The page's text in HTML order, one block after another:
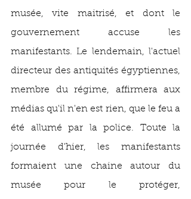
musée, vite maitrisé, et dont le
gouvernement accuse les
manifestants. Le lendemain, l'actuel
directeur des antiquités égyptiennes,
membre du régime, affirmera aux
médias qu'il n'en est rien, que le feu a
été allumé par la police. Toute la
journée d'hier, les manifestants
formaient une chaine autour du
musée pour le protéger,